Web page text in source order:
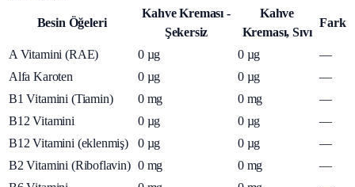
Besin Öğeleri
Kahve Kreması -
Şekersiz
Kahve
Kreması, Sıvı
Fark
A Vitamini (RAE) 0 µg 0 µg
—
Alfa Karoten
0 µg 0 µg
—
B1 Vitamini (Tiamin)
0 mg 0 mg
—
B12 Vitamini
0 µg 0 µg
—
B12 Vitamini (eklenmiş)
0 µg 0 µg
—
B2 Vitamini (Riboflavin) 0 mg 0 mg
—